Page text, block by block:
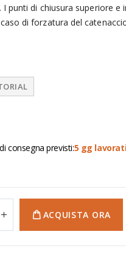
I punti di chiusura superiore e
di forzatura del
consegna previsti:5 gg
ACQUISTA ORA